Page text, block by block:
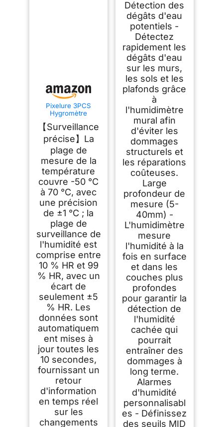
Pixelure 3PCS
Hygromètre
Thermomètre
Intérieur
Thermomètre
D'ambiance
Moniteur de
Température et
Humidimètre à
Haute Précision
Capteur Humidité
Température pour
Terrasse/Jardin/Mai
son/Cave
【Surveillance
précise】La
plage de
mesure de la
température
couvre -50 °C
à 70 °C, avec
une précision
de ±1 °C ; la
plage de
surveillance de
l'humidité est
comprise entre
10 % HR et 99
% HR, avec un
écart de
seulement ±5
% HR. Les
données sont
automatiquem
ent mises à
jour toutes les
10 secondes,
fournissant un
retour
d'information
en temps réel
sur les
changements
Détection des
dégâts d'eau
potentiels -
Détectez
rapidement les
dégâts d'eau
sur les murs,
les sols et les
plafonds grâce
à
l'humidimètre
mural afin
d'éviter les
dommages
structurels et
les réparations
coûteuses.
Large
profondeur de
mesure (5-
40mm) -
L'humidimètre
mesure
l'humidité à la
fois en surface
et dans les
couches plus
profondes
pour garantir la
détection de
l'humidité
cachée qui
pourrait
entraîner des
dommages à
long terme.
Alarmes
d'humidité
personnalisabl
es - Définissez
des seuils MID